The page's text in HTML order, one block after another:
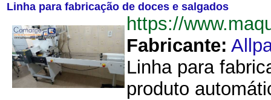
Linha para fabricação de doces e salgados
https://
Fabricante:
Linha para
produto